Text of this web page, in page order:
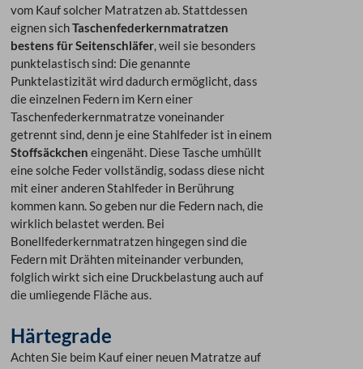
vom Kauf solcher Matratzen ab. Stattdessen
eignen sichTaschenfederkernmatratzen
bestens für Seitenschläfer, weil sie besonders
punktelastisch sind: Die genannte
Punktelastizität wird dadurch ermöglicht, dass
die einzelnen Federn im Kern einer
Taschenfederkernmatratze voneinander
getrennt sind, denn je eine Stahlfeder ist in einem
Stoffsäckchen eingenäht. Diese Tasche umhüllt
eine solche Feder vollständig, sodass diese nicht
mit einer anderen Stahlfeder in Berührung
kommen kann. So geben nur die Federn nach, die
wirklich belastet werden. Bei
Bonellfederkernmatratzen hingegen sind die
Federn mit Drähten miteinander verbunden,
folglich wirkt sich eine Druckbelastung auch auf
die umliegende Fläche aus.
Härtegrade
Achten Sie beim Kauf einer neuen Matratze auf